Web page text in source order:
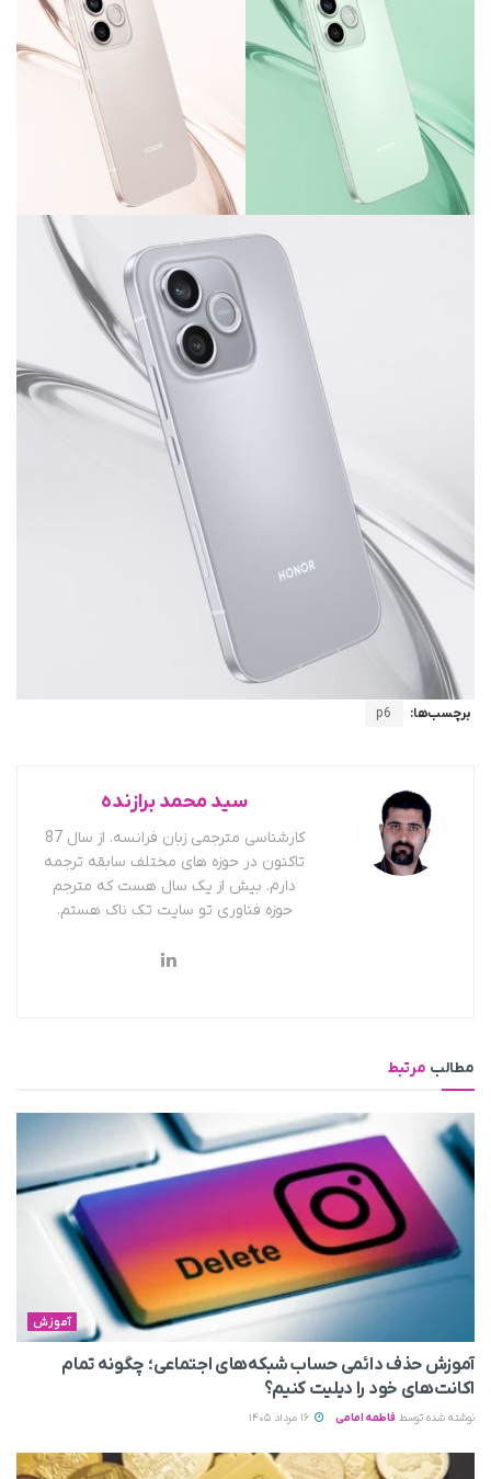
برچسب‌ها: p6
سید محمد برازنده
کارشناسی مترجمی زبان فرانسه. از سال 87
تاکنون در حوزه های مختلف سابقه ترجمه
دارم. بیش از یک سال هست که مترجم
حوزه فناوری تو سایت تک ناک هستم.
مطالب مرتبط
آموزش
آموزش حذف دائمی حساب شبکه‌های اجتماعی؛ چگونه تمام
اکانت‌های خود را دیلیت کنیم؟
نوشته شده توسط فاطمه امامی